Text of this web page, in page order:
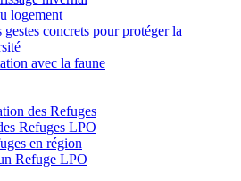
logement
gestes concrets pour protéger la
avec la faune
des Refuges
Refuges LPO
en région
Refuge LPO